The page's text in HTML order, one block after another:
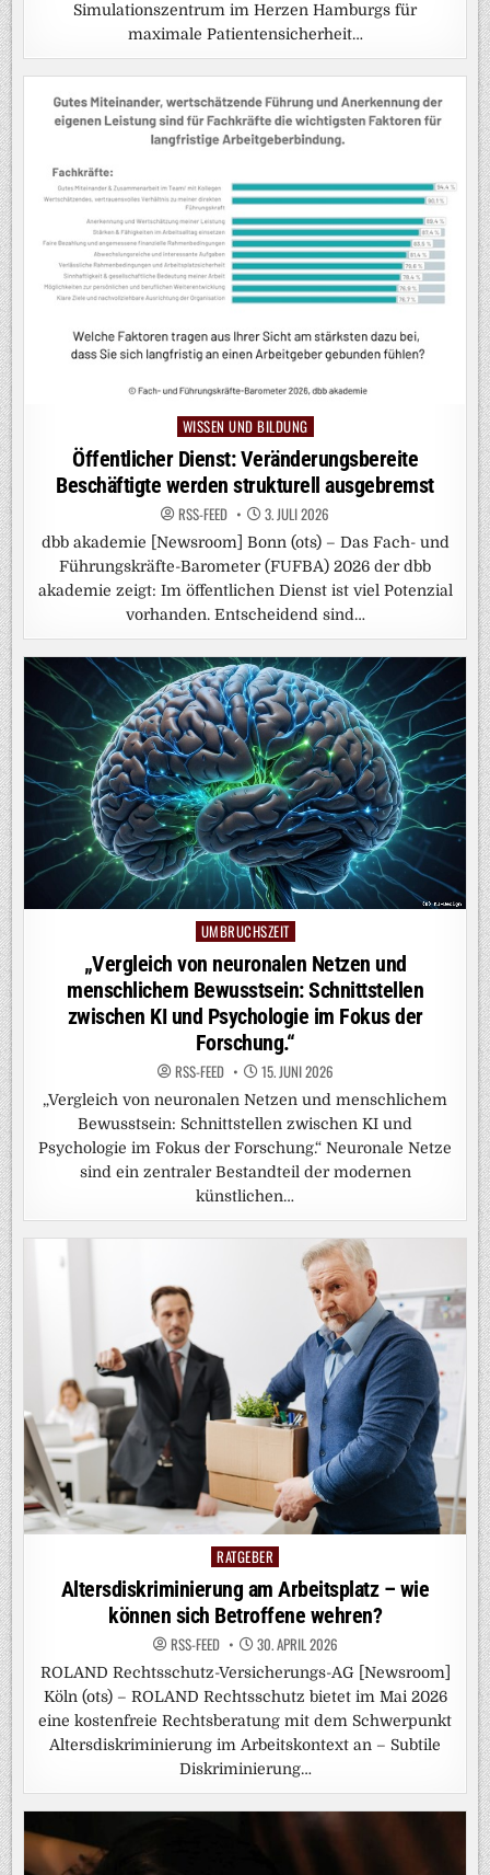
Simulationszentrum im Herzen Hamburgs für
maximale Patientensicherheit…
Posted
in
WISSEN UND BILDUNG
Öffentlicher Dienst: Veränderungsbereite
Beschäftigte werden strukturell ausgebremst
RSS-FEED 3. JULI 2026
dbb akademie [Newsroom] Bonn (ots) – Das Fach- und
Führungskräfte-Barometer (FUFBA) 2026 der dbb
akademie zeigt: Im öffentlichen Dienst ist viel Potenzial
vorhanden. Entscheidend sind…
Posted
in
UMBRUCHSZEIT
„Vergleich von neuronalen Netzen und
menschlichem Bewusstsein: Schnittstellen
zwischen KI und Psychologie im Fokus der
Forschung.“
RSS-FEED 15. JUNI 2026
„Vergleich von neuronalen Netzen und menschlichem
Bewusstsein: Schnittstellen zwischen KI und
Psychologie im Fokus der Forschung.“ Neuronale Netze
sind ein zentraler Bestandteil der modernen
künstlichen…
Posted
RATGEBER
Altersdiskriminierung am Arbeitsplatz – wie
können sich Betroffene wehren?
RSS-FEED 30. APRIL 2026
ROLAND Rechtsschutz-Versicherungs-AG [Newsroom]
Köln (ots) – ROLAND Rechtsschutz bietet im Mai 2026
eine kostenfreie Rechtsberatung mit dem Schwerpunkt
Altersdiskriminierung im Arbeitskontext an – Subtile
Diskriminierung…